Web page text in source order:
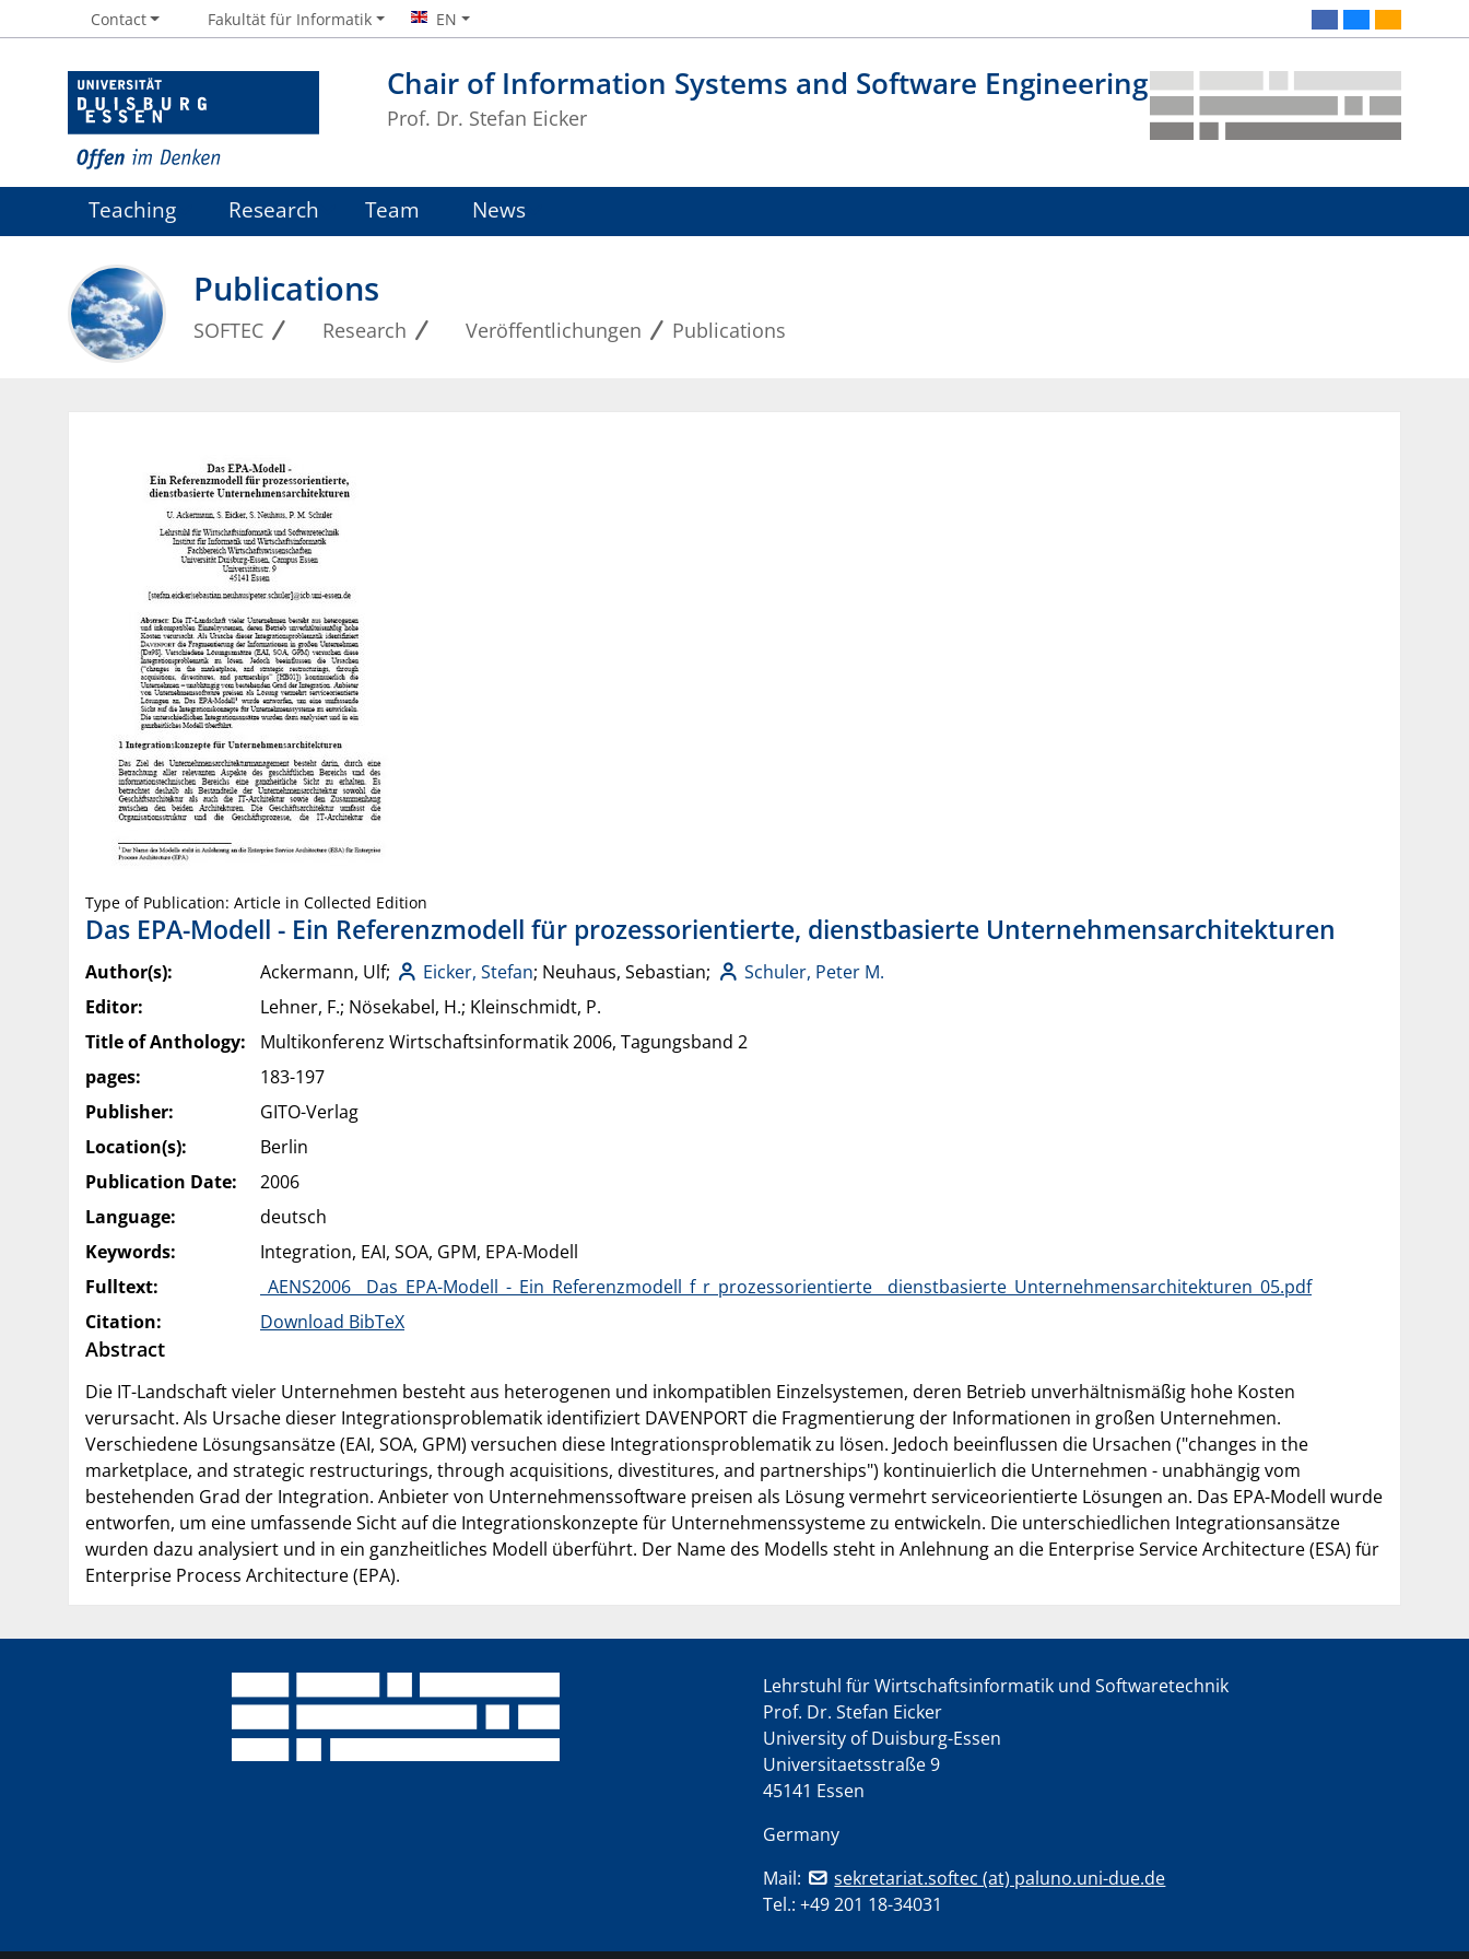
Chair of Information Systems and Software Engineering
Prof. Dr. Stefan Eicker
Contact Fakultät für Informatik EN
Teaching Research Team News
Publications
SOFTEC Research Veröffentlichungen Publications
Type of Publication: Article in Collected Edition
Das EPA-Modell - Ein Referenzmodell für prozessorientierte, dienstbasierte Unternehmensarchitekturen
Author(s): Ackermann, Ulf; Eicker, Stefan; Neuhaus, Sebastian;
Schuler, Peter M.
Editor:
Lehner, F.; Nösekabel, H.; Kleinschmidt, P.
Title of Anthology:
Multikonferenz Wirtschaftsinformatik 2006, Tagungsband 2
pages:
183-197
Publisher:
GITO-Verlag
Location(s):
Berlin
Publication Date:
2006
Language:
deutsch
Keywords:
Integration, EAI, SOA, GPM, EPA-Modell
Fulltext:
_AENS2006__Das_EPA-Modell_-_Ein_Referenzmodell_f_r_prozessorientierte__dienstbasierte_Unternehmensarchitekturen_05.pdf
Citation:
Download BibTeX
Abstract
Die IT-Landschaft vieler Unternehmen besteht aus heterogenen und inkompatiblen Einzelsystemen, deren Betrieb unverhältnismäßig hohe Kosten
verursacht. Als Ursache dieser Integrationsproblematik identifiziert DAVENPORT die Fragmentierung der Informationen in großen Unternehmen.
Verschiedene Lösungsansätze (EAI, SOA, GPM) versuchen diese Integrationsproblematik zu lösen. Jedoch beeinflussen die Ursachen ("changes in the
marketplace, and strategic restructurings, through acquisitions, divestitures, and partnerships") kontinuierlich die Unternehmen - unabhängig vom
bestehenden Grad der Integration. Anbieter von Unternehmenssoftware preisen als Lösung vermehrt serviceorientierte Lösungen an. Das EPA-Modell wurde
entworfen, um eine umfassende Sicht auf die Integrationskonzepte für Unternehmenssysteme zu entwickeln. Die unterschiedlichen Integrationsansätze
wurden dazu analysiert und in ein ganzheitliches Modell überführt. Der Name des Modells steht in Anlehnung an die Enterprise Service Architecture (ESA) für
Enterprise Process Architecture (EPA).
Lehrstuhl für Wirtschaftsinformatik und Softwaretechnik
Prof. Dr. Stefan Eicker
University of Duisburg-Essen
Universitaetsstraße 9
45141 Essen
Germany
Mail:
sekretariat.softec (at) paluno.uni-due.de
Tel.: +49 201 18-34031